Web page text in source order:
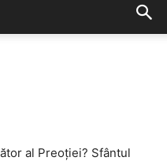
al Preoţiei? Sfântul